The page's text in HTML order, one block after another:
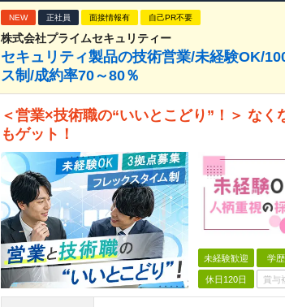
NEW 正社員 面接情報有 自己PR不要
株式会社プライムセキュリティー
セキュリティ製品の技術営業/未経験OK/
ス制/成約率70～80％
＜営業×技術職の“いいとこどり”！＞ なく
もゲット！
未経験歓迎 学
休日120日 賞与